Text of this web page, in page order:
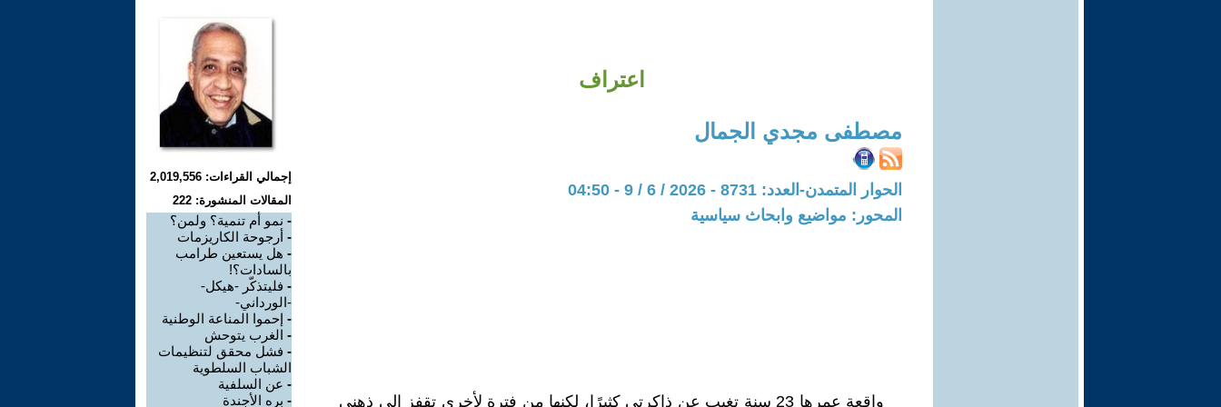
اعتراف
مصطفى مجدي الجمال
الحوار المتمدن-العدد: 8731 - 2026 / 6 / 9 - 04:50
المحور: مواضيع وابحاث سياسية
واقعة عمرها 23 سنة تغيب عن ذاكرتي كثيرًا، لكنها من فترة لأخرى تقفز إلى ذهني
إجمالي القراءات: 2,019,556
المقالات المنشورة: 222
- نمو أم تنمية؟ ولمن؟
- أرجوحة الكاريزمات
- هل يستعين طرامب
بالسادات؟!
- فليتذكّر -هيكل-
-الورداني-
- إحموا المناعة الوطنية
- الغرب يتوحش
- فشل محقق لتنظيمات
الشباب السلطوية
- عن السلفية
- بره الأجندة